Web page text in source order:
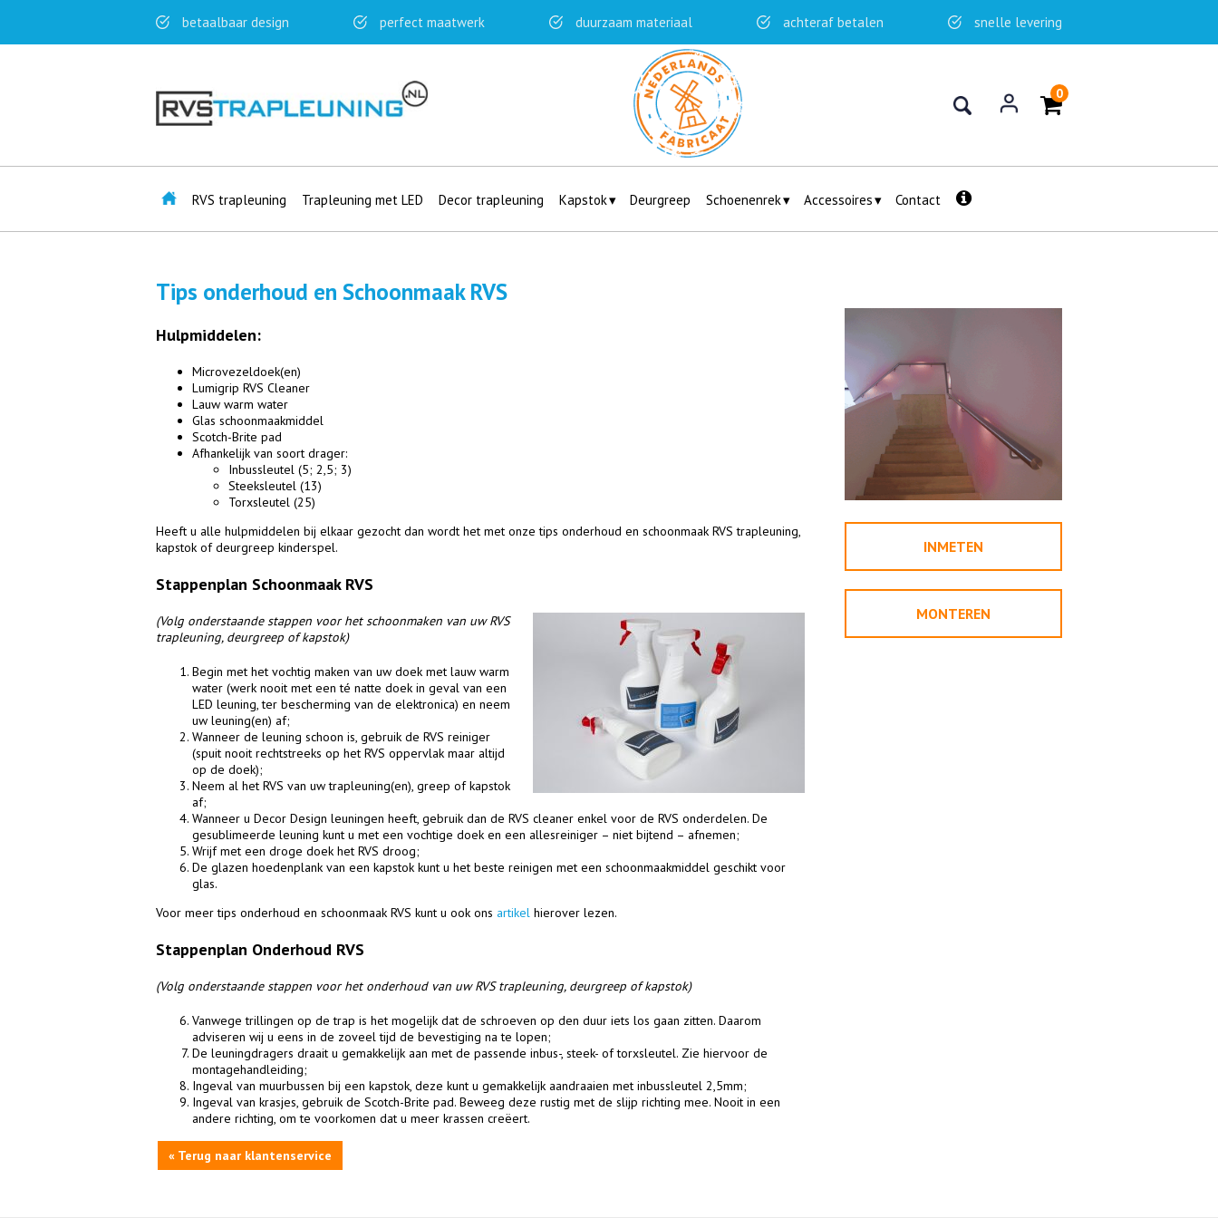
betaalbaar design perfect maatwerk duurzaam materiaal achteraf betalen snelle levering
0
RVS trapleuning Trapleuning met LED Decor trapleuning Kapstok Deurgreep Schoenenrek Accessoires Contact
Tips onderhoud en Schoonmaak RVS
Hulpmiddelen:
Microvezeldoek(en)
Lumigrip RVS Cleaner
Lauw warm water
Glas schoonmaakmiddel
Scotch-Brite pad
Afhankelijk van soort drager:
Inbussleutel (5; 2,5; 3)
Steeksleutel (13)
Torxsleutel (25)
Heeft u alle hulpmiddelen bij elkaar gezocht dan wordt het met onze tips onderhoud en schoonmaak RVS trapleuning,
kapstok of deurgreep kinderspel.
Stappenplan Schoonmaak RVS
(Volg onderstaande stappen voor het schoonmaken van uw RVS
trapleuning, deurgreep of kapstok)
Begin met het vochtig maken van uw doek met lauw warm
water (werk nooit met een té natte doek in geval van een
LED leuning, ter bescherming van de elektronica) en neem
uw leuning(en) af;
Wanneer de leuning schoon is, gebruik de RVS reiniger
(spuit nooit rechtstreeks op het RVS oppervlak maar altijd
op de doek);
Neem al het RVS van uw trapleuning(en), greep of kapstok
af;
Wanneer u Decor Design leuningen heeft, gebruik dan de RVS cleaner enkel voor de RVS onderdelen. De
gesublimeerde leuning kunt u met een vochtige doek en een allesreiniger – niet bijtend – afnemen;
Wrijf met een droge doek het RVS droog;
De glazen hoedenplank van een kapstok kunt u het beste reinigen met een schoonmaakmiddel geschikt voor
glas.
Voor meer tips onderhoud en schoonmaak RVS kunt u ook ons artikel hierover lezen.
Stappenplan Onderhoud RVS
(Volg onderstaande stappen voor het onderhoud van uw RVS trapleuning, deurgreep of kapstok)
Vanwege trillingen op de trap is het mogelijk dat de schroeven op den duur iets los gaan zitten. Daarom
adviseren wij u eens in de zoveel tijd de bevestiging na te lopen;
De leuningdragers draait u gemakkelijk aan met de passende inbus-, steek- of torxsleutel. Zie hiervoor de
montagehandleiding;
Ingeval van muurbussen bij een kapstok, deze kunt u gemakkelijk aandraaien met inbussleutel 2,5mm;
Ingeval van krasjes, gebruik de Scotch-Brite pad. Beweeg deze rustig met de slijp richting mee. Nooit in een
andere richting, om te voorkomen dat u meer krassen creëert.
« Terug naar klantenservice
INMETEN
MONTEREN